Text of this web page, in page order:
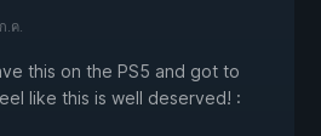
.ค.
this on the PS5 and got to
like this is well deserved! :